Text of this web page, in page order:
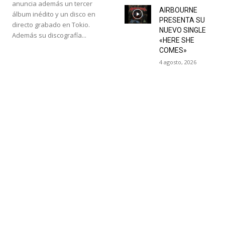
anuncia además un tercer
álbum inédito y un disco en
directo grabado en Tokio.
Además su discografía...
AIRBOURNE
PRESENTA SU
NUEVO SINGLE
«HERE SHE
COMES»
4 agosto, 2026